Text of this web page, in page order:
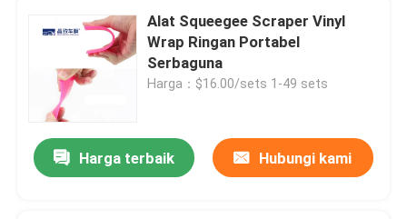
Video
Tentang kita
Alat Squeegee Scraper Vinyl
Wrap Ringan Portabel
Serbaguna
Harga：$16.00/sets 1-49 sets
Harga terbaik Hubungi kami